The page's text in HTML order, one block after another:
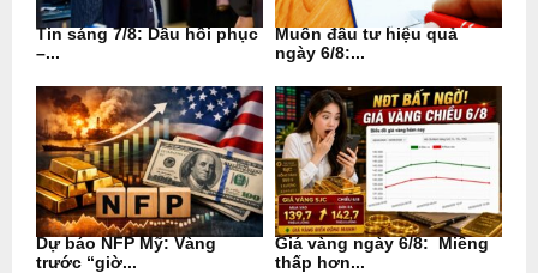
Tin sáng 7/8: Dầu hồi phục
–...
Muốn đầu tư hiệu quả
ngày 6/8:...
Dự báo NFP Mỹ: Vàng
trước “giờ...
Giá vàng ngày 6/8: Miếng
thấp hơn...